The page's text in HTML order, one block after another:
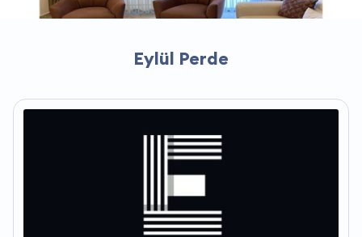
Eylül Perde